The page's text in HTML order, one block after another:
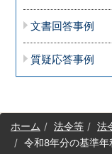
文書回答事例
質疑応答事例
サ
イホーム 法令等
法
令和8年分の基準年